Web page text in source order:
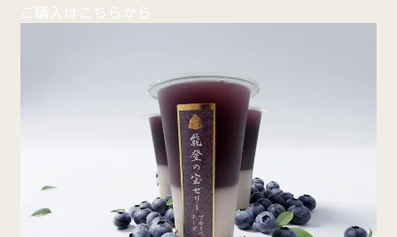
ご購入はこちらから